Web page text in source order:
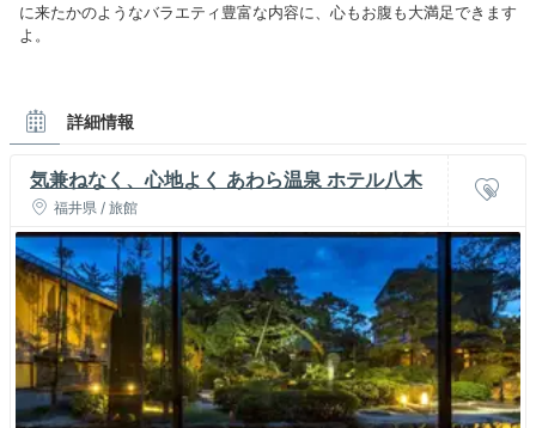
に来たかのようなバラエティ豊富な内容に、心もお腹も大満足できます
よ。
詳細情報
気兼ねなく、心地よく あわら温泉 ホテル八木
福井県 / 旅館